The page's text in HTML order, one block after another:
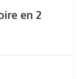
en 2